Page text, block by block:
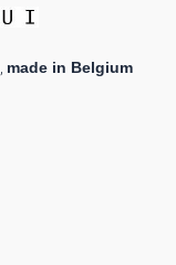
made in Belgium